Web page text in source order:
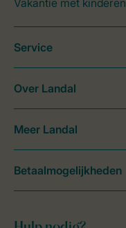
Vakantie met kinderen
Service
Over Landal
Meer Landal
Betaalmogelijkheden